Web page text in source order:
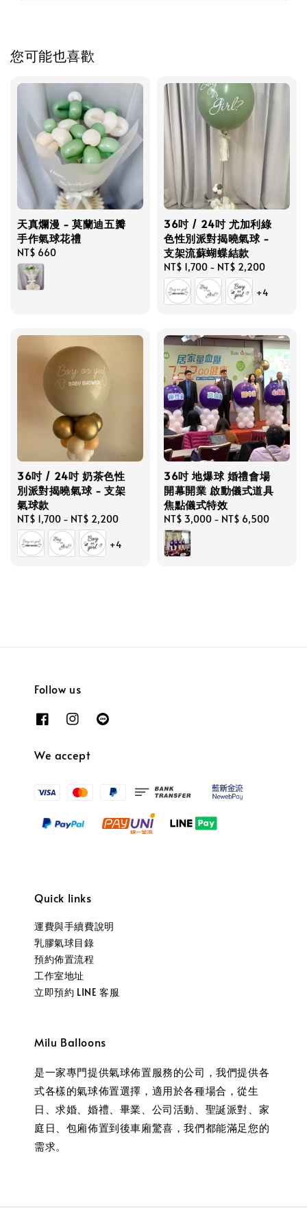
您可能也喜歡
天真爛漫 - 莫蘭迪五瓣
手作氣球花禮
Regular
price
NT$ 660
36吋 / 24吋 尤加利綠
色性別派對揭曉氣球 -
支架流蘇蝴蝶結款
Regular
price
NT$ 1,700 - NT$ 2,200
+4
36吋 / 24吋 奶茶色性
別派對揭曉氣球 - 支架
氣球款
Regular
price
NT$ 1,700 - NT$ 2,200
+4
36吋 地爆球 婚禮會場
開幕開業 啟動儀式道具
焦點儀式特效
Regular
price
NT$ 3,000 - NT$ 6,500
Follow us
We accept
Quick links
運費與手續費說明
乳膠氣球目錄
預約佈置流程
工作室地址
立即預約 LINE 客服
Milu Balloons
是一家專門提供氣球佈置服務的公司，我們提供各
式各樣的氣球佈置選擇，適用於各種場合，從生
日、求婚、婚禮、畢業、公司活動、聖誕派對、家
庭日、包廂佈置到後車廂驚喜，我們都能滿足您的
需求。